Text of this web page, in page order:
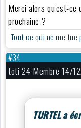
Merci alors qu'est-ce
prochaine ?
Tout ce qui ne me
#34
toti 24 Membre 14/
TURTEL a